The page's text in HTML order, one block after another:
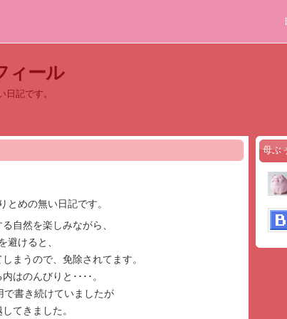
ィール
記です。
とめの無い日記です。
自然を楽しみながら、
避けると、
まうので、免除されてます。
はのんびりと････。
書き続けていましたが
てきました。
母ぶ